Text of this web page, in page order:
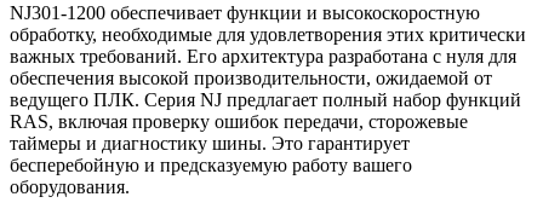
NJ301-1200 обеспечивает функции и высокоскоростную
обработку, необходимые для удовлетворения этих критически
важных требований. Его архитектура разработана с нуля для
обеспечения высокой производительности, ожидаемой от
ведущего ПЛК. Серия NJ предлагает полный набор функций
RAS, включая проверку ошибок передачи, сторожевые
таймеры и диагностику шины. Это гарантирует
бесперебойную и предсказуемую работу вашего
оборудования.